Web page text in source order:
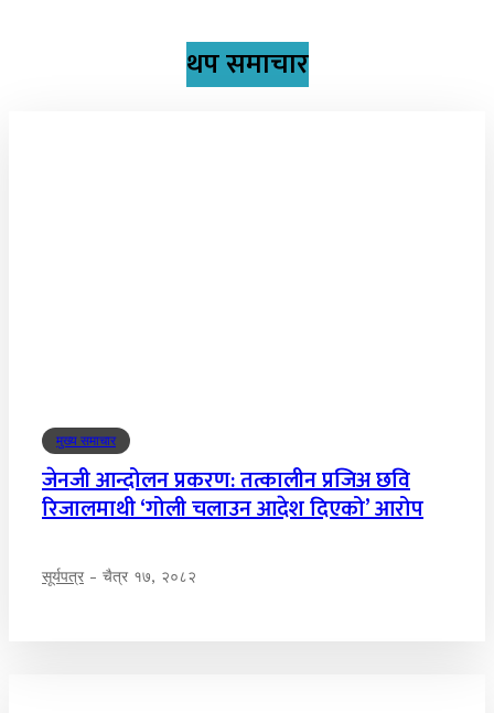
थप समाचार
मुख्य समाचार
जेनजी आन्दोलन प्रकरण: तत्कालीन प्रजिअ छवि
रिजालमाथी ‘गोली चलाउन आदेश दिएको’ आरोप
सूर्यपत्र - चैत्र १७, २०८२